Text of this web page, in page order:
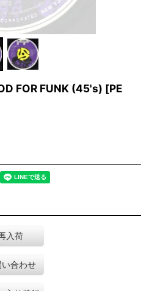
FOR FUNK (45's) [PE
入荷
い合わせ